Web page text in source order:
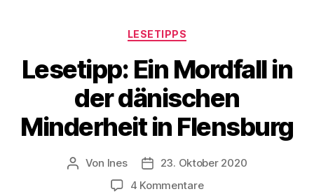
Kategorien
LESETIPPS
Lesetipp: Ein Mordfall in
der dänischen
Minderheit in Flensburg
Beitragsautor
Von Ines Veröffentlichungsdatum
23. Oktober 2020
4 Kommentarezu